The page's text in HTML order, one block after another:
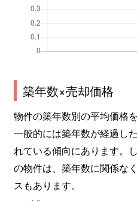
築年数×売却価格
物件の築年数別の平均価格
一般的には築年数が経過し
れている傾向にあります。
の物件は、築年数に関係な
スもあります。